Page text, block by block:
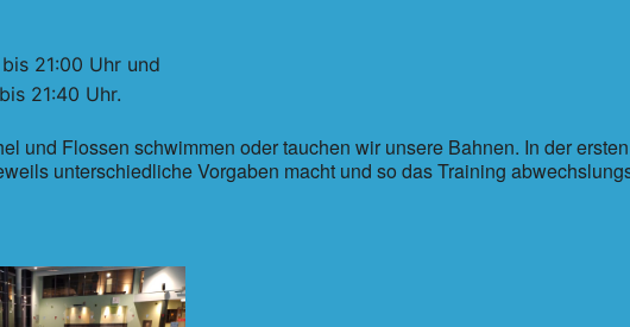
21:00 Uhr und
21:40 Uhr.
und Flossen schwimmen oder tauchen wir unsere Bahnen. In der
unterschiedliche Vorgaben macht und so das Training